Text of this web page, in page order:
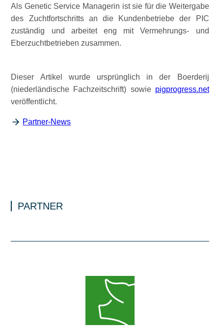
Als Genetic Service Managerin ist sie für die Weitergabe
des Zuchtfortschritts an die Kundenbetriebe der PIC
zuständig und arbeitet eng mit Vermehrungs- und
Eberzuchtbetrieben zusammen.
Dieser Artikel wurde ursprünglich in der Boerderij
(niederländische Fachzeitschrift) sowie pigprogress.net
veröffentlicht.
Partner-News
PARTNER